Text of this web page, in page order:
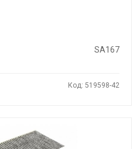
SA167
Код: 519598-42